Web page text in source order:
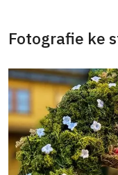
Fotografie ke